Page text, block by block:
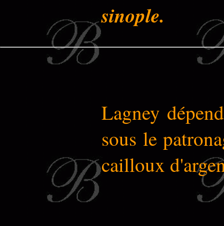
sinople.
Lagney
sous le
cailloux